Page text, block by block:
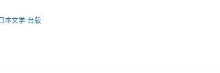
日本文学 台版